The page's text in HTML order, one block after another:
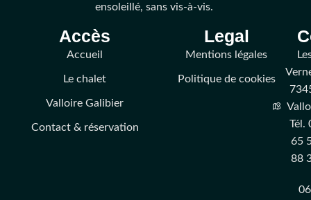
ensoleillé, sans vis-à-vis.
Accès
Accueil
Le chalet
Valloire Galibier
Contact & réservation
Legal
Mentions légales
Politique de cookies
Tél.
65
88
06